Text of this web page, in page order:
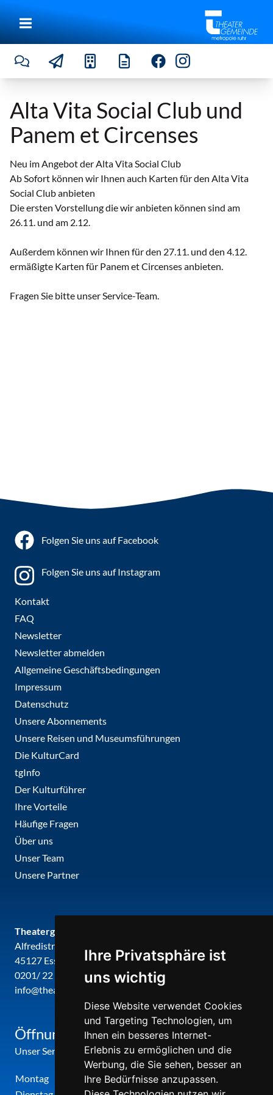
Ihre Privatsphäre ist
uns wichtig
Diese Website verwendet Cookies
und Targeting Technologien, um
Ihnen ein besseres Internet-
Erlebnis zu ermöglichen und die
Werbung, die Sie sehen, besser an
Ihre Bedürfnisse anzupassen.
Alta Vita Social Club und
Panem et Circenses
Neu im Angebot der Alta Vita Social Club
Ab Sofort können wir Ihnen auch Karten für den Alta Vita
Social Club anbieten
Die ersten Vorstellung die wir anbieten können sind am
26.11. und am 2.12.
Außerdem können wir Ihnen für den 27.11. und den 4.12.
ermäßigte Karten für Panem et Circenses anbieten.
Fragen Sie bitte unser Service-Team.
Folgen Sie uns auf Facebook
Folgen Sie uns auf Instagram
Kontakt
FAQ
Newsletter
Newsletter abmelden
Allgemeine Geschäftsbedingungen
Impressum
Datenschutz
Unsere Abonnements
Unsere Reisen und Museumsführungen
Die KulturCard
tgInfo
Der Kulturführer
Ihre Vorteile
Häufige Fragen
Über uns
Unser Team
Unsere Partner
Theatergemeinde metropole ruhr
Alfredistr. 32
45127 Essen
0201/ 22 22 29
info@theatergemeinde-metropole-ruhr.de
Öffnungszeiten
Unser Service-Center ist zu folgenden Zeiten geöffnet
Montag
12:00 Uhr - 17:00 Uhr